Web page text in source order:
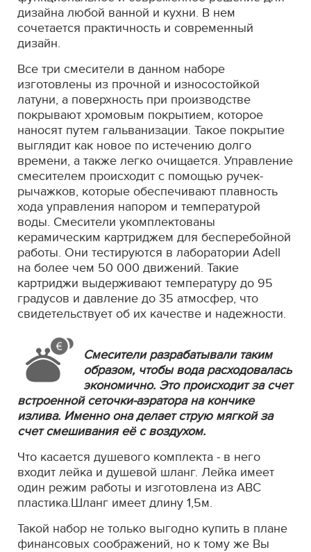
дизайна любой ванной и кухни. В нем
сочетается практичность и современный
дизайн.
Все три смесители в данном наборе
изготовлены из прочной и износостойкой
латуни, а поверхность при производстве
покрывают хромовым покрытием, которое
наносят путем гальванизации. Такое покрытие
выглядит как новое по истечению долго
времени, а также легко очищается. Управление
смесителем происходит с помощью ручек-
рычажков, которые обеспечивают плавность
хода управления напором и температурой
воды. Смесители укомплектованы
керамическим картриджем для бесперебойной
работы. Они тестируются в лаборатории Adell
на более чем 50 000 движений. Такие
картриджи выдерживают температуру до 95
градусов и давление до 35 атмосфер, что
свидетельствует об их качестве и надежности.
Смесители разрабатывали таким
образом, чтобы вода расходовалась
экономично. Это происходит за счет
встроенной сеточки-аэратора на кончике
излива. Именно она делает струю мягкой за
счет смешивания её с воздухом.
Что касается душевого комплекта - в него
входит лейка и душевой шланг. Лейка имеет
один режим работы и изготовлена из АВС
пластика.Шланг имеет длину 1,5м.
Такой набор не только выгодно купить в плане
финансовых соображений, но к тому же Вы